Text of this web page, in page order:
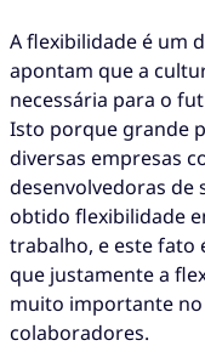
A flexibilidade é um
apontam que a
necessária para o
Isto porque grande
diversas empresas
desenvolvedoras de
obtido flexibilidade
trabalho, e este fato
que justamente a
muito importante
colaboradores.